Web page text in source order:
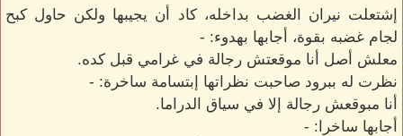
إشتعلت نيران الغضب بداخله، كاد أن يجيبها ولكن حاول كبح
لجام غضبه بقوة، أجابها بهدوء: -
معلش أصل أنا موقعتش رجالة في غرامي قبل كده.
نظرت له ببرود صاحبت نظراتها إبتسامة ساخرة: -
أنا مبوقعش رجالة إلا في سياق الدراما.
أجابها ساخرا: -